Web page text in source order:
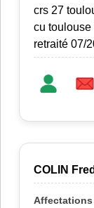
crs 27
cu
retraité 07/
COLIN Fred